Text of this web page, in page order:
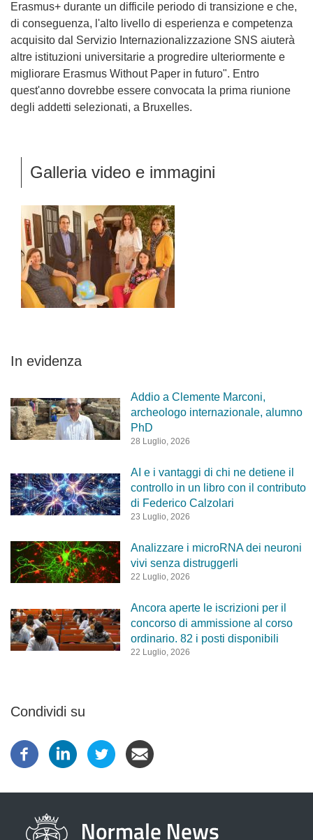
Erasmus+ durante un difficile periodo di transizione e che,
di conseguenza, l'alto livello di esperienza e competenza
acquisito dal Servizio Internazionalizzazione SNS aiuterà
altre istituzioni universitarie a progredire ulteriormente e
migliorare Erasmus Without Paper in futuro". Entro
quest'anno dovrebbe essere convocata la prima riunione
degli addetti selezionati, a Bruxelles.
Galleria video e immagini
In evidenza
Addio a Clemente Marconi,
archeologo internazionale, alumno
PhD
28 Luglio, 2026
AI e i vantaggi di chi ne detiene il
controllo in un libro con il contributo
di Federico Calzolari
23 Luglio, 2026
Analizzare i microRNA dei neuroni
vivi senza distruggerli
22 Luglio, 2026
Ancora aperte le iscrizioni per il
concorso di ammissione al corso
ordinario. 82 i posti disponibili
22 Luglio, 2026
Condividi su